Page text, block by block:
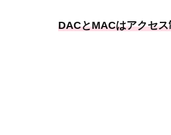
DACとMACはアクセ